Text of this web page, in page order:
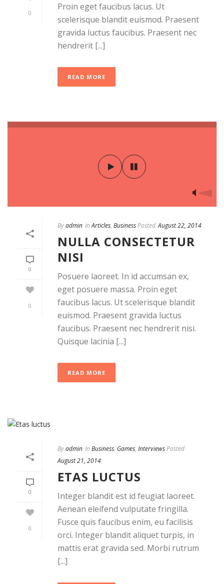
0
Proin eget faucibus lacus. Ut
scelerisque blandit euismod. Praesent
gravida luctus faucibus. Praesent nec
hendrerit [...]
READ MORE
0
0
Byadmin InArticles, BusinessPosted August 22, 2014
NULLA CONSECTETUR
NISI
Posuere laoreet. In id accumsan ex,
eget posuere massa. Proin eget
faucibus lacus. Ut scelerisque blandit
euismod. Praesent gravida luctus
faucibus. Praesent nec hendrerit nisi.
Quisque lacinia [...]
READ MORE
0
0
Byadmin In Business, Games, InterviewsPosted
August 21, 2014
ETAS LUCTUS
Integer blandit est id feugiat laoreet.
Aenean eleifend vulputate fringilla.
Fusce quis faucibus enim, eu facilisis
orci. Integer blandit aliquet turpis, in
mattis erat gravida sed. Morbi rutrum
[...]